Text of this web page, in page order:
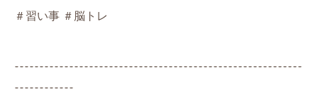
＃習い事 ＃脳トレ
----------------------------------------------------------
------------